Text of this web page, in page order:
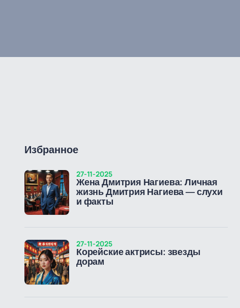
Избранное
Жена Дмитрия Нагиева: Личная
жизнь Дмитрия Нагиева — слухи
и факты
27-11-2025
Корейские актрисы: звезды
дорам
27-11-2025